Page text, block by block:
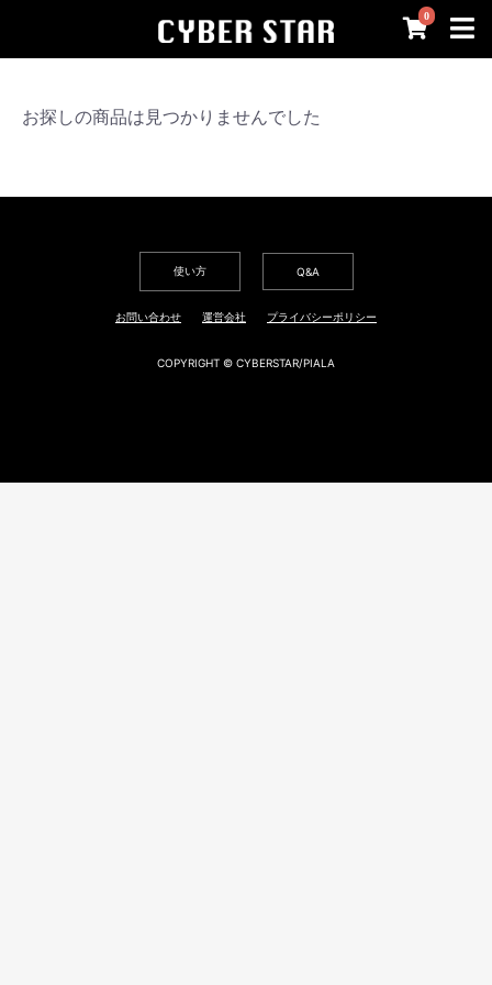
0
お探しの商品は見つかりませんでした
使い方 Q&A
お問い合わせ 運営会社 プライバシーポリシー
COPYRIGHT © CYBERSTAR/PIALA